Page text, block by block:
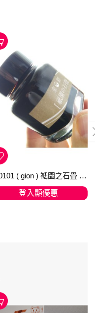
KI-0101 ( gion ) 祗園之石畳 - 日本名牌京彩樽裝鋼筆墨水40ml
登入顯優惠